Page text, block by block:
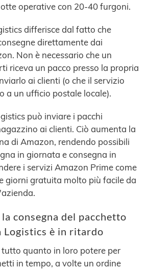
operative con 20-40 furgoni.
differisce dal fatto che
direttamente dai
Non è necessario che un
riceva un pacco presso la propria
ai clienti (o che il servizio
a un ufficio postale locale).
può inviare i pacchi
ai clienti. Ciò aumenta la
di Amazon, rendendo possibili
in giornata e consegna in
i servizi Amazon Prime come
giorni gratuita molto più facile da
consegna del pacchetto
Logistics è in ritardo
quanto in loro potere per
in tempo, a volte un ordine